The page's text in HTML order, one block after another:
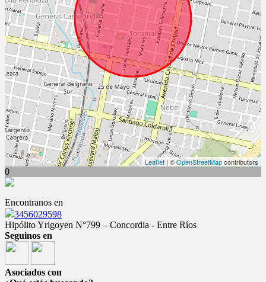
Leaflet | ©OpenStreetMapcontributors
0
Encontranos en
3456029598
Hipólito Yrigoyen N°799 – Concordia - Entre Ríos
Seguinos en
Asociados con